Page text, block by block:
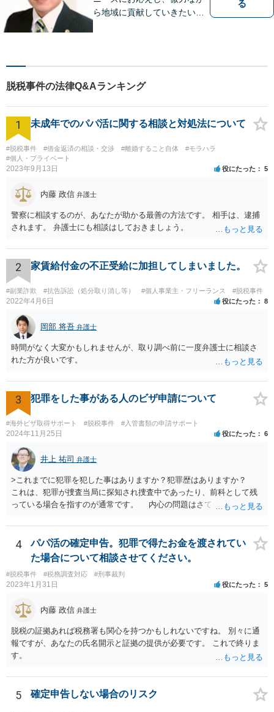
ら地域に貢献していきたいと
る
脱税事件の法律Q&Aランキング
1 未成年でのパパ活に関する相談と対処法について
#脱税事件 #借金返済の相談・交渉 #離婚すること自体
#モラハラ
#個人・プライベート
2023年9月13日 役にたった 5
内藤 政信 弁護士
警察に相談するのが、あなたが助かる最善の方法です。 相手は、逮捕
されます。 弁護士にも相談はしておきましょう。
2 家賃給付金の不正受給に加担してしまいました。
#副業詐欺 #抗告訴訟（処分取り消し等） #個人事業主・フリーランス #脱税事件
2022年4月6日 役にたった 8
岡部 将吾 弁護士
時間がなく大変かもしれませんが、取り調べ前に一度弁護士に相談さ
れた方が良いです。
3 犯罪をした事がある人のビザ申請について
#海外ビザ取得サポート #脱税事件 #入管書類の申請サポート
2024年11月25日 役にたった 6
井上 祐司 弁護士
>これまでに犯罪を犯した事はありますか？犯罪歴はありますか？
これは、犯罪が捜査当局に探知され捜査中であったり、前科として残
っている場合を指すのが通常です。 内心の問題はさておき、ご質問
4
パパ活の確定申告。犯罪で得たお金を渡されてい
た場合について相談させてください。
#脱税事件 #税務調査対応 #刑事裁判
2023年1月31日 役にたった 5
内藤 政信 弁護士
脱税の証拠あれば税務署も関心を持つかもしれないですね。 別々に通
報ですが、あなたの氏名開示と証拠の提供が必要です。 これで終りま
す。
5 確定申告しない場合のリスク